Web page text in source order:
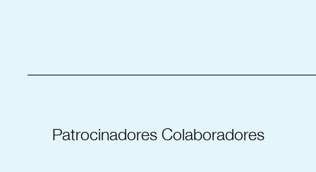
Patrocinadores Colaboradores